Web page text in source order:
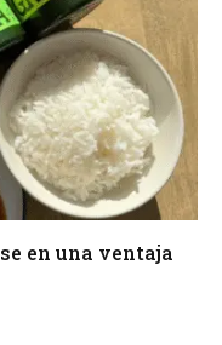
en una ventaja